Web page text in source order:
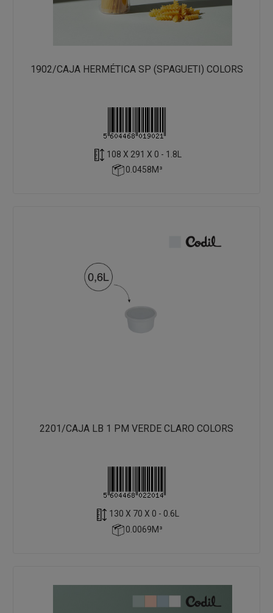
1902/CAJA HERMÉTICA SP (SPAGUETI) COLORS
108 X 291 X 0 - 1.8L
0.0458M³
2201/CAJA LB 1 PM VERDE CLARO COLORS
130 X 70 X 0 - 0.6L
0.0069M³